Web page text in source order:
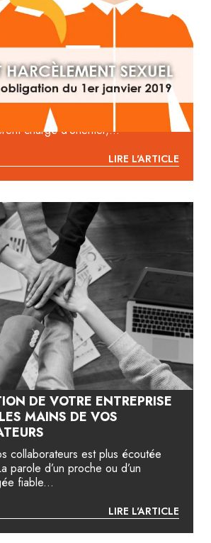
SEXUEL : LA
DU 1ER JANVIER
janvier 2019, dans toute
au moins 250 salariés est
chargé d’orienter,...
LIRE L'ARTICLE
DE VOTRE ENTREPRISE
MAINS DE VOS
collaborateurs est plus écoutée
parole d’un proche ou d’un
fiable...
LIRE L'ARTICLE